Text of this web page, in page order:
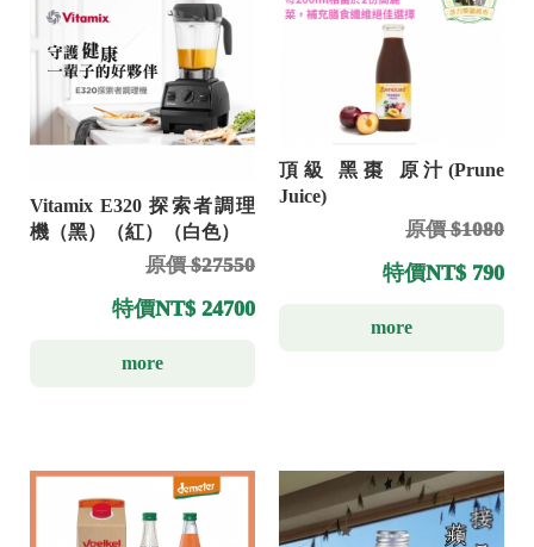
Vitamix E320 探索者調理
機（黑）（紅）（白色）
原價 $27550
特價NT$ 24700
more
頂級 黑棗 原汁(Prune
Juice)
原價 $1080
特價NT$ 790
more